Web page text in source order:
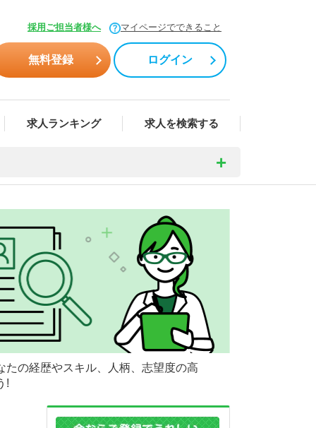
採用ご担当者様へ マイページでできること
無料登録 ログイン
求人ランキング 求人を検索する
の経歴やスキル、人柄、志望度の高
!